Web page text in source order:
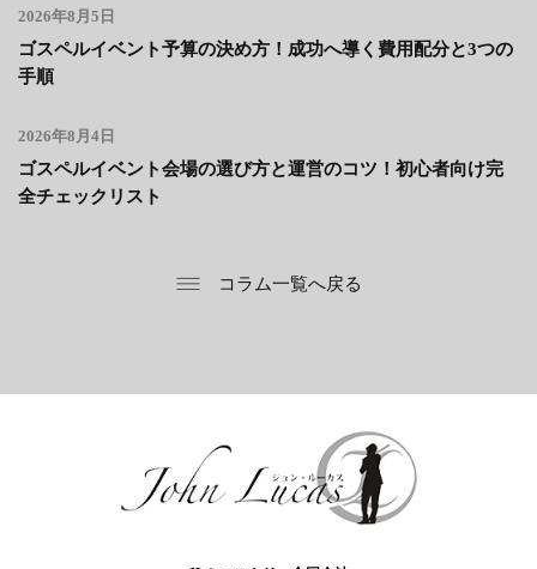
2026年8月5日
ゴスペルイベント予算の決め方！成功へ導く費用配分と3つの
手順
2026年8月4日
ゴスペルイベント会場の選び方と運営のコツ！初心者向け完
全チェックリスト
コラム一覧へ戻る